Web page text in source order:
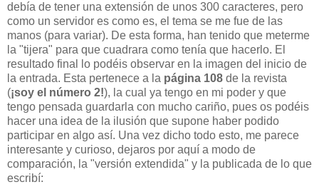
debía de tener una extensión de unos 300 caracteres, pero
como un servidor es como es, el tema se me fue de las
manos (para variar). De esta forma, han tenido que meterme
la "tijera" para que cuadrara como tenía que hacerlo. El
resultado final lo podéis observar en la imagen del inicio de
la entrada. Esta pertenece a la página 108 de la revista
(¡soy el número 2!), la cual ya tengo en mi poder y que
tengo pensada guardarla con mucho cariño, pues os podéis
hacer una idea de la ilusión que supone haber podido
participar en algo así. Una vez dicho todo esto, me parece
interesante y curioso, dejaros por aquí a modo de
comparación, la "versión extendida" y la publicada de lo que
escribí: